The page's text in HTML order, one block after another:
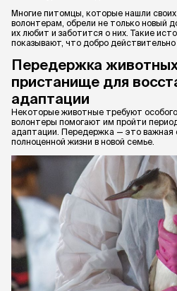
Многие питомцы, которые нашли своих
волонтерам, обрели не только новый
их любит и заботится о них. Такие
показывают, что добро действительно
Передержка
пристанище для
адаптации
Некоторые животные требуют
волонтеры помогают им пройти
адаптации. Передержка — это важная
полноценной жизни в новой семье.